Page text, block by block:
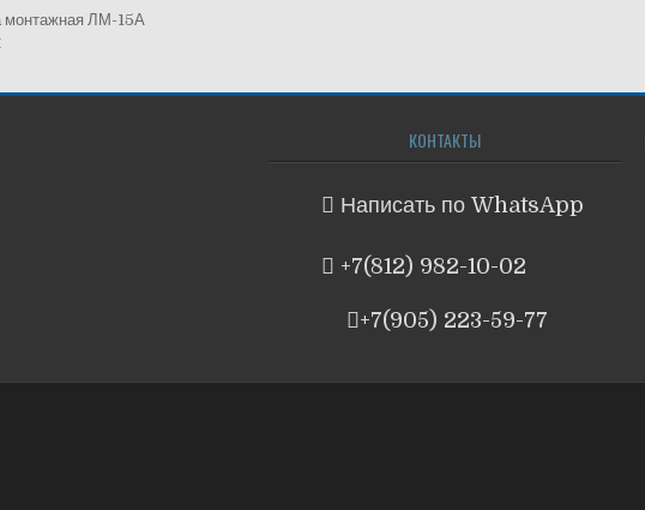
монтажная ЛМ-15А
КОНТАКТЫ
Написать по WhatsApp
+7(812) 982-10-02
+7(905) 223-59-77